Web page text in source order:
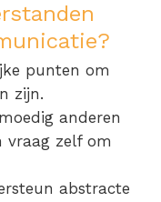
punten om
zijn.
anderen
vraag zelf om
abstracte